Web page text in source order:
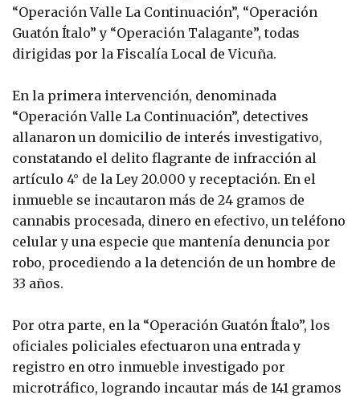
“Operación Valle La Continuación”, “Operación
Guatón Ítalo” y “Operación Talagante”, todas
dirigidas por la Fiscalía Local de Vicuña.
En la primera intervención, denominada
“Operación Valle La Continuación”, detectives
allanaron un domicilio de interés investigativo,
constatando el delito flagrante de infracción al
artículo 4° de la Ley 20.000 y receptación. En el
inmueble se incautaron más de 24 gramos de
cannabis procesada, dinero en efectivo, un teléfono
celular y una especie que mantenía denuncia por
robo, procediendo a la detención de un hombre de
33 años.
Por otra parte, en la “Operación Guatón Ítalo”, los
oficiales policiales efectuaron una entrada y
registro en otro inmueble investigado por
microtráfico, logrando incautar más de 141 gramos